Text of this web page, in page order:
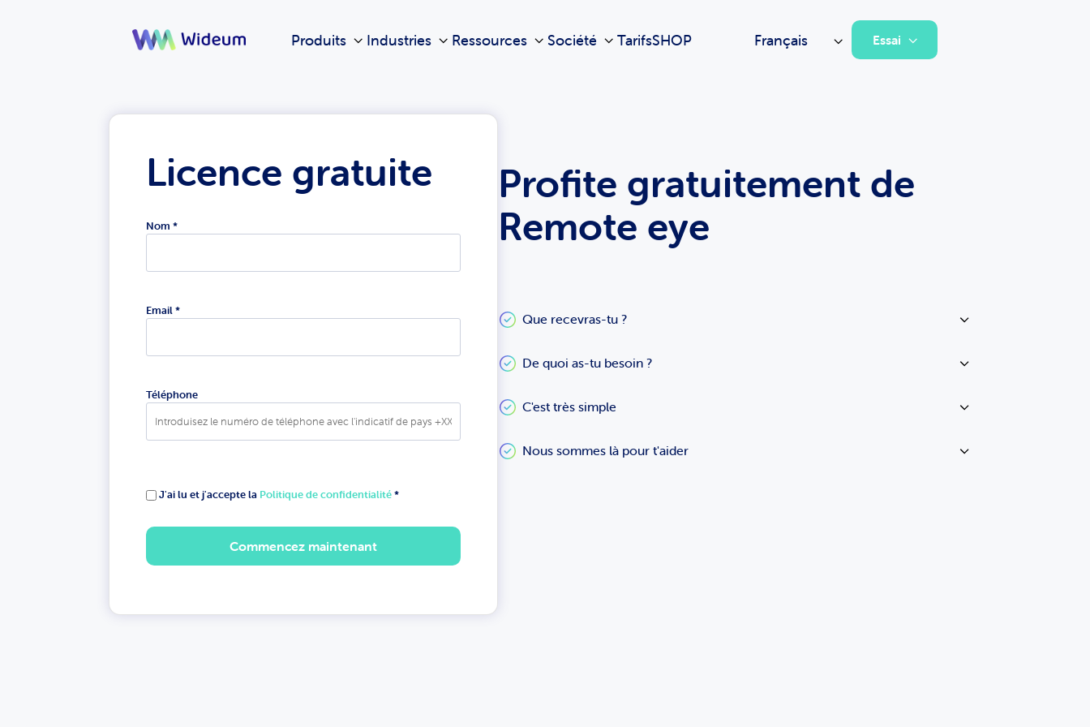
Produits Industries Ressources Société TarifsSHOP Français Essai
Licence gratuite
Nom *
Email *
Téléphone
J'ai lu et j'accepte la Politique de confidentialité*
Profite gratuitement de
Remote eye
Que recevras-tu ?
De quoi as-tu besoin ?
C'est très simple
Nous sommes là pour t'aider